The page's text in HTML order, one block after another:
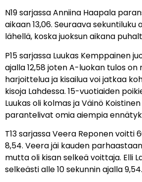
N19 sarjassa Anniina Haapala
aikaan 13,06. Seuraava
lähellä, koska juoksun aikana
P15 sarjassa Luukas Kemppainen
ajalla 12,58 joten A-luokan tulos on
harjoittelua ja kisailua voi jatkaa
kisoja Lahdessa. 15-vuotiaiden
Luukas oli kolmas ja Väinö
parantelivat omia aiempia
T13 sarjassa Veera Reponen voitti
8,54. Veera jäi kauden
mutta oli kisan selkeä voittaja. Elli
selkeästi alle 10 sekunnin ajalla 9,54.